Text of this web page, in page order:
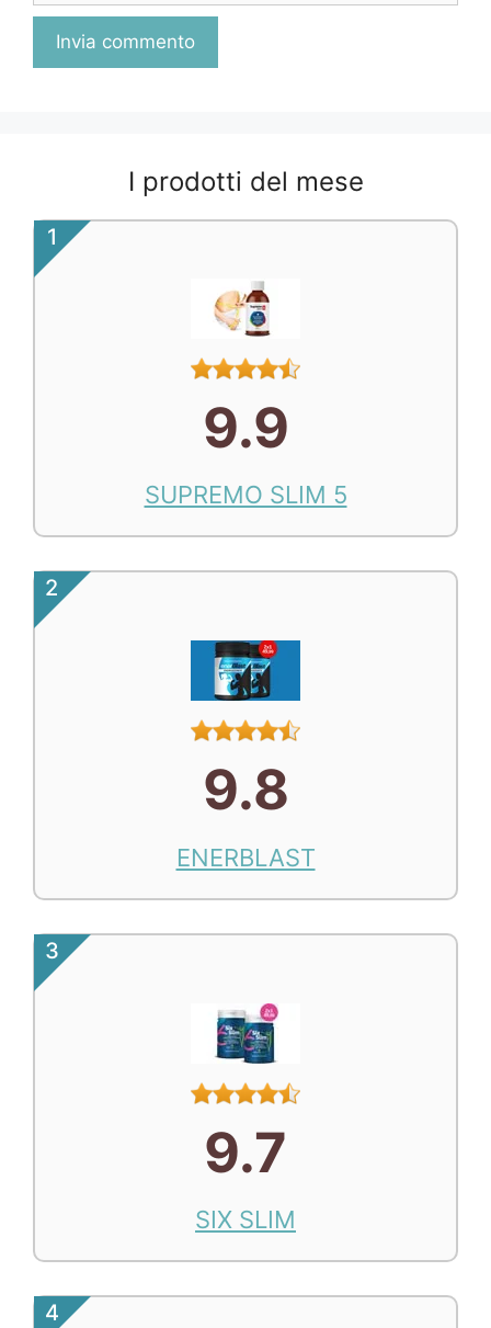
I prodotti del mese
1
9.9
SUPREMO SLIM 5
2
9.8
ENERBLAST
3
9.7
SIX SLIM
4